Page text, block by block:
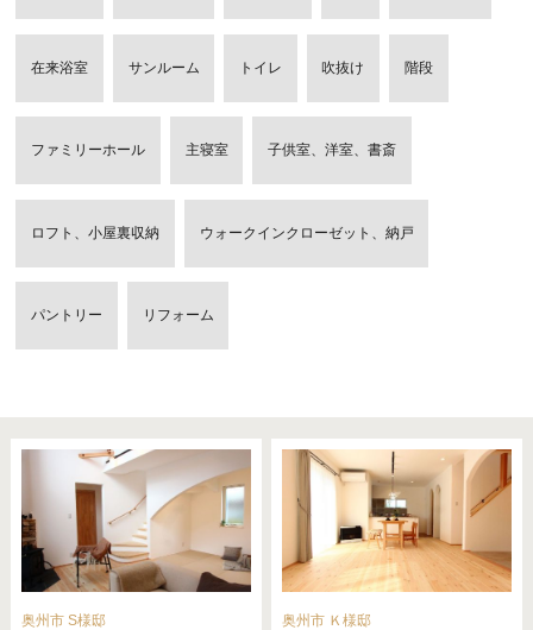
在来浴室 サンルーム トイレ 吹抜け 階段
ファミリーホール 主寝室 子供室、洋室、書斎
ロフト、小屋裏収納 ウォークインクローゼット、納戸
パントリー リフォーム
奥州市 S様邸 奥州市 Ｋ様邸